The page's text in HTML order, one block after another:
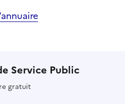
Service Public
gratuit